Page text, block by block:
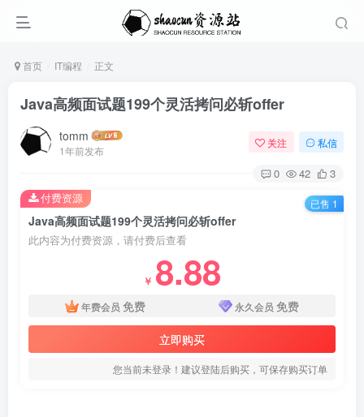
首页 IT编程 正文
Java高频面试题199个灵活拷问必斩offer
tomm
1年前发布
关注 私信
0 42 3
Java高频面试题199个灵活拷问必斩offer
此内容为付费资源，请付费后查看
￥ 8.88
年费会员 免费 永久会员 免费
立即购买
您当前未登录！建议登陆后购买，可保存购买订单
付费资源 已售 1